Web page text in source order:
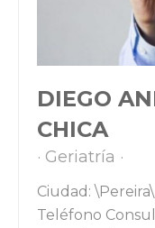
DIEGO
CHICA
Geriatría
Ciudad:
Teléfono